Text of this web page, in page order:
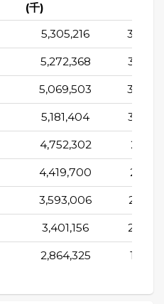
(千)
5,305,216
5,272,368
5,069,503
5,181,404
4,752,302
4,419,700
3,593,006
3,401,156
2,864,325